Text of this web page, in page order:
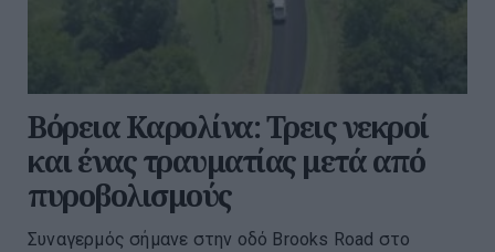
Βόρεια Καρολίνα: Τρεις νεκροί
και ένας τραυματίας μετά από
πυροβολισμούς
Συναγερμός σήμανε στην οδό Brooks Road στο